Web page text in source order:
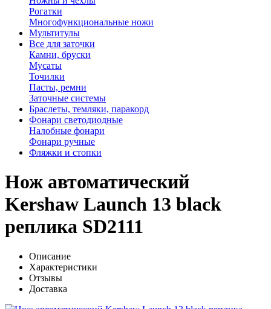
Рогатки
Многофункциональные ножи
Мультитулы
Все для заточки
Камни, бруски
Мусаты
Точилки
Пасты, ремни
Заточные системы
Браслеты, темляки, паракорд
Фонари светодиодные
Налобные фонари
Фонари ручные
Фляжки и стопки
Нож автоматический
Kershaw Launch 13 black
реплика SD2111
Описание
Характеристики
Отзывы
Доставка